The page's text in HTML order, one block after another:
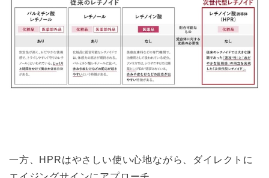
一方、HPRはやさしい使い心地ながら、ダイレクトに